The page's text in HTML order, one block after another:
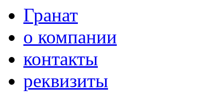
Гранат
о компании
контакты
реквизиты